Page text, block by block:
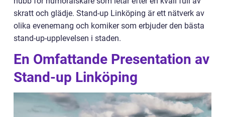
skratt och glädje. Stand-up Linköping är ett nätverk av
olika evenemang och komiker som erbjuder den bästa
stand-up-upplevelsen i staden.
En Omfattande Presentation av
Stand-up Linköping